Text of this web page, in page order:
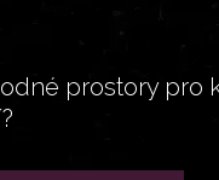
prostory pro